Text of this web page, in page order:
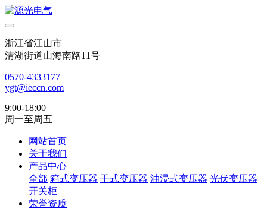
浙江省江山市
清湖街道山海南路11号
0570-4333177
ygt@ieccn.com
9:00-18:00
周一至周五
网站首页
关于我们
产品中心
全部 箱式变压器 干式变压器 油浸式变压器 光伏变压器
开关柜
荣誉资质